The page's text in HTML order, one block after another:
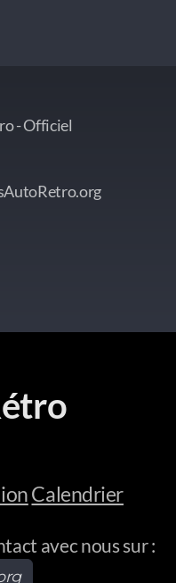
- Officiel
Calendrier
avec nous sur :